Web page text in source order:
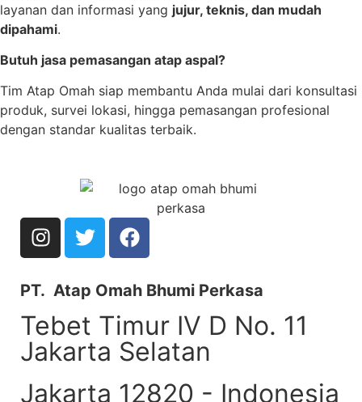
layanan dan informasi yang jujur, teknis, dan mudah
dipahami.
Butuh jasa pemasangan atap aspal?
Tim Atap Omah siap membantu Anda mulai dari konsultasi
produk, survei lokasi, hingga pemasangan profesional
dengan standar kualitas terbaik.
PT. Atap Omah Bhumi Perkasa
Tebet Timur IV D No. 11
Jakarta Selatan
Jakarta 12820 - Indonesia